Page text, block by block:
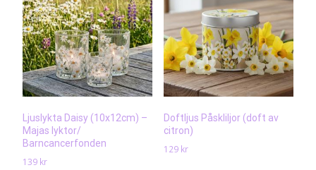
Ljuslykta Daisy (10x12cm) –
Majas lyktor/
Barncancerfonden
139 kr
Doftljus Påskliljor (doft av
citron)
129 kr